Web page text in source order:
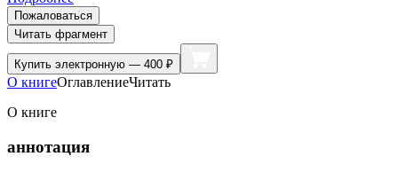
Пожаловаться
Читать фрагмент
Купить электронную — 400 ₽
О книгеОглавлениеЧитать
О книге
аннотация